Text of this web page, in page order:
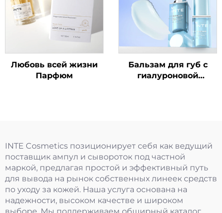
Любовь всей жизни
Парфюм
Бальзам для губ с
гиалуроновой
INTE Cosmetics позиционирует себя как ведущий
поставщик ампул и сывороток под частной
маркой, предлагая простой и эффективный путь
для вывода на рынок собственных линеек средств
по уходу за кожей. Наша услуга основана на
надежности, высоком качестве и широком